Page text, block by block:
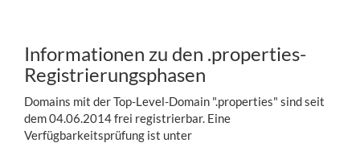
Informationen zu den .properties-
Registrierungsphasen
Domains mit der Top-Level-Domain ".properties" sind seit
dem 04.06.2014 frei registrierbar. Eine
Verfügbarkeitsprüfung ist unter